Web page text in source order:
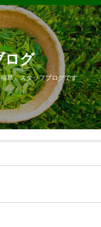
ログ
草」スタッフブログです